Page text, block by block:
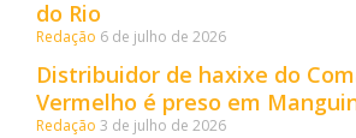
do Rio
Redação 6 de julho de 2026
Distribuidor de haxixe do
Vermelho é preso em
Redação 3 de julho de 2026